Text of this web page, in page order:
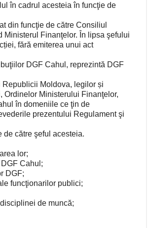
în cadrul acesteia în funcţie de
din funcţie de către Consiliul
Ministerul Finanţelor. În lipsa şefului
fără emiterea unui act
DGF Cahul, reprezintă DGF
Moldova, legilor și
Ordinelor Ministerului Finanţelor,
în domeniile ce ţin de
prezentului Regulament şi
către şeful acesteia.
lor;
Cahul;
DGF;
funcţionarilor publici;
de muncă;